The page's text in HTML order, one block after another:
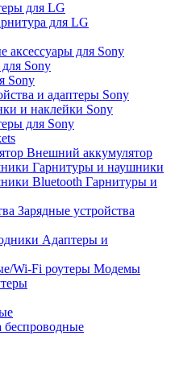
для LG
для LG
аксессуары для Sony
Sony
Sony
и адаптеры Sony
и наклейки Sony
для Sony
Внешний аккумулятор
Гарнитуры и наушники
Гарнитуры и
Зарядные устройства
Адаптеры и
Модемы
беспроводные